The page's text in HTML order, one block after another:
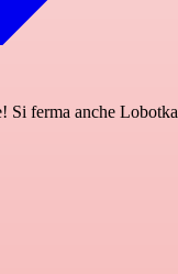
Si ferma anche Lobotka